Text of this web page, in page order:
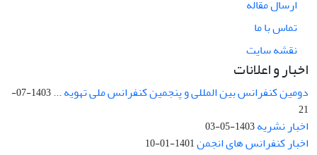
ارسال مقاله
تماس با ما
نقشه سایت
اخبار و اعلانات
دومین کنفرانس بین المللی و پنجمین کنفرانس ملی تهویه ...
1403-07-
21
اخبار نشریه1403-05-03
اخبار کنفرانس های انجمن1401-01-10